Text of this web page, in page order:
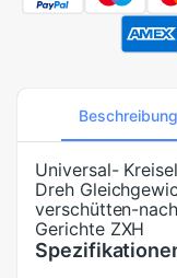
Beschreibung
Universal-
Dreh
verschütten-
Gerichte ZXH